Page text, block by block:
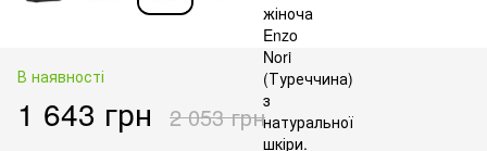
В наявності
1 643 грн 2 053 грн